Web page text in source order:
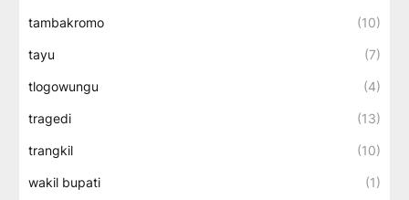
tambakromo (10)
tayu (7)
tlogowungu (4)
tragedi (13)
trangkil (10)
wakil bupati (1)